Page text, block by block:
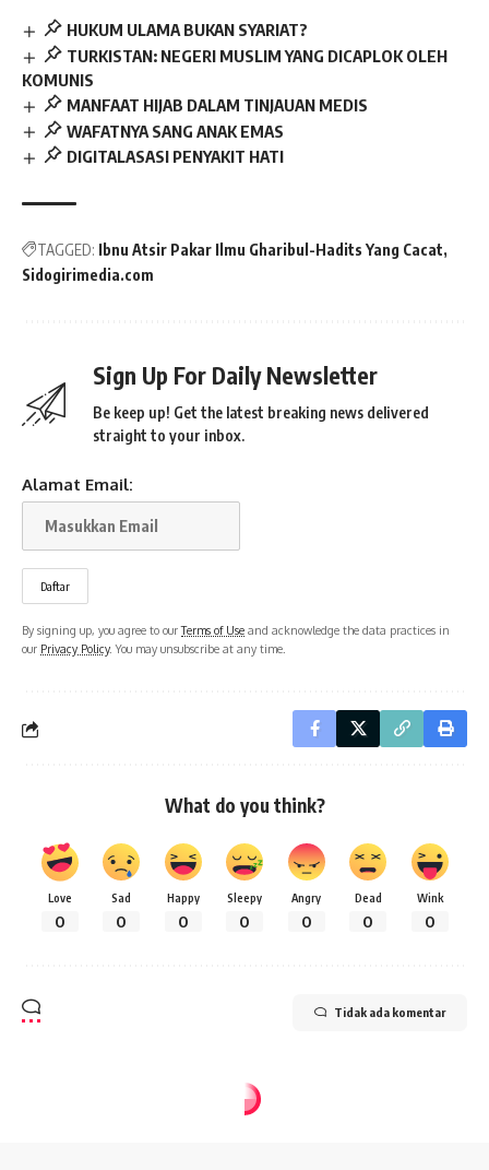
HUKUM ULAMA BUKAN SYARIAT?
TURKISTAN: NEGERI MUSLIM YANG DICAPLOK OLEH
KOMUNIS
MANFAAT HIJAB DALAM TINJAUAN MEDIS
WAFATNYA SANG ANAK EMAS
DIGITALASASI PENYAKIT HATI
TAGGED: Ibnu Atsir Pakar Ilmu Gharibul-Hadits Yang Cacat
Sidogirimedia.com
Sign Up For Daily Newsletter
Be keep up! Get the latest breaking news delivered
straight to your inbox.
Alamat Email:
By signing up, you agree to ourTerms of Use and acknowledge the data practices in
our Privacy Policy. You may unsubscribe at any time.
What do you think?
Love
0
Sad
0
Happy
0
Sleepy
0
Angry
0
Dead
0
Wink
0
Tidak ada komentar